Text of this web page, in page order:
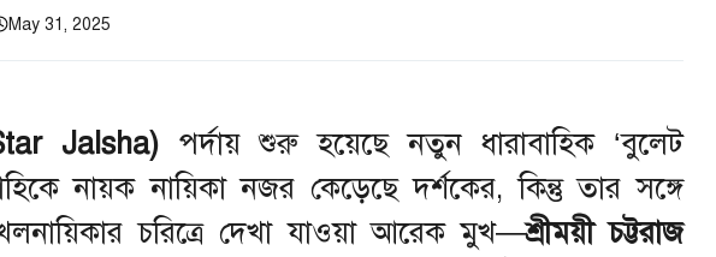
May 31, 2025
Jalsha) পর্দায় শুরু হয়েছে নতুন ধারাবাহিক ‘বুলেট
নায়ক নায়িকা নজর কেড়েছে দর্শকের, কিন্তু তার সঙ্গে
চরিত্রে দেখা যাওয়া আরেক মুখ—শ্রীময়ী চট্টরাজ